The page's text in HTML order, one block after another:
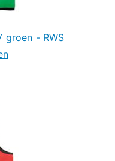
groen - RWS